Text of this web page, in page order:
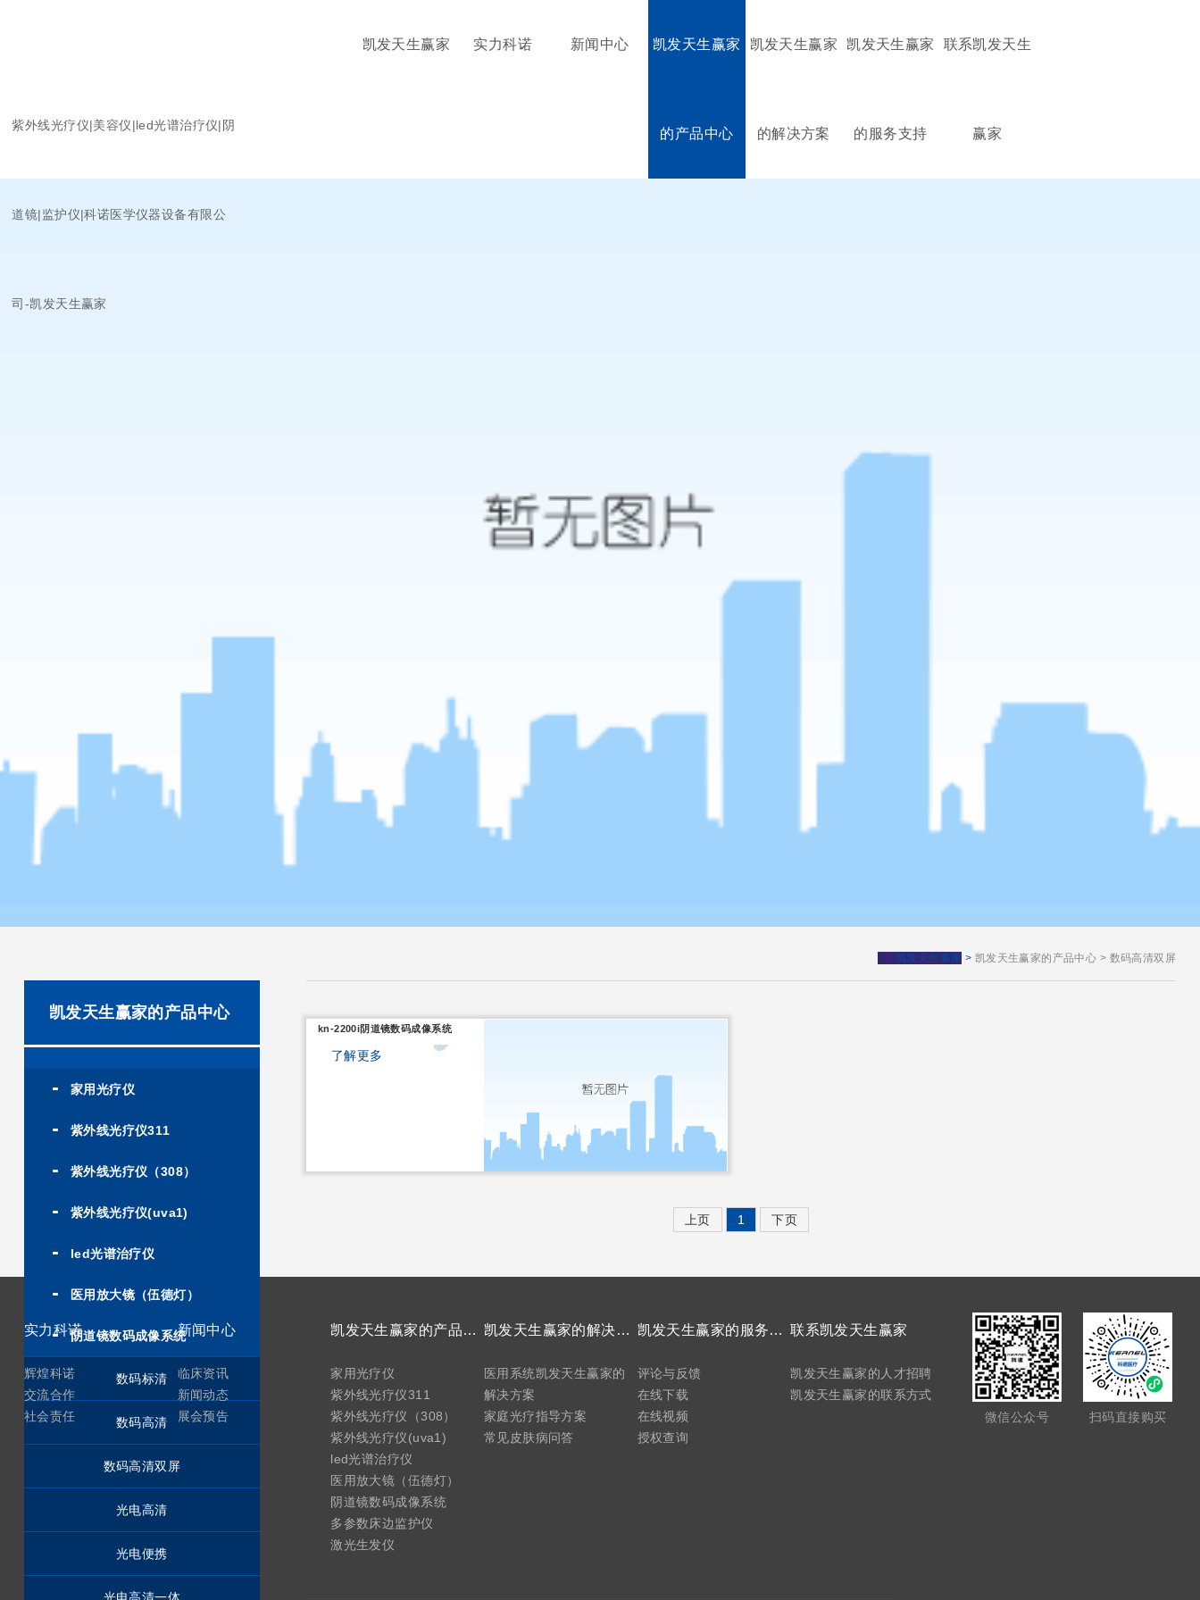
紫外线光疗仪|美容仪|led光谱治疗仪|阴
道镜|监护仪|科诺医学仪器设备有限公
司-凯发天生赢家
凯发天生赢家 实力科诺 新闻中心 凯发天生赢家
的产品中心
凯发天生赢家
的解决方案
凯发天生赢家
的服务支持
联系凯发天生
赢家
凯发天生赢家的产品中心
家用光疗仪
紫外线光疗仪311
紫外线光疗仪（308）
紫外线光疗仪(uva1)
led光谱治疗仪
医用放大镜（伍德灯）
阴道镜数码成像系统
数码标清
数码高清
数码高清双屏
光电高清
光电便携
凯发天生赢家 > 凯发天生赢家的产品中心 > 数码高清双屏
kn-2200i阴道镜数码成像系统
了解更多
上页 1 下页
实力科诺
辉煌科诺
交流合作
社会责任
新闻中心
临床资讯
新闻动态
展会预告
凯发天生赢家的产品中心
家用光疗仪
紫外线光疗仪311
紫外线光疗仪（308）
紫外线光疗仪(uva1)
led光谱治疗仪
医用放大镜（伍德灯）
阴道镜数码成像系统
多参数床边监护仪
激光生发仪
凯发天生赢家的解决方案
医用系统凯发天生赢家的
解决方案
家庭光疗指导方案
常见皮肤病问答
凯发天生赢家的服务支持
评论与反馈
在线下载
在线视频
授权查询
联系凯发天生赢家
凯发天生赢家的人才招聘
凯发天生赢家的联系方式
微信公众号
扫码直接购买